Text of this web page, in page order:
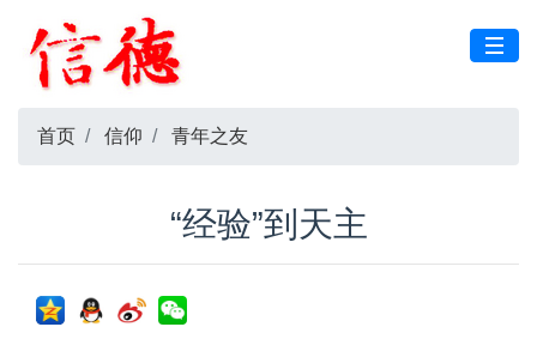
首页 信仰 青年之友
“经验”到天主